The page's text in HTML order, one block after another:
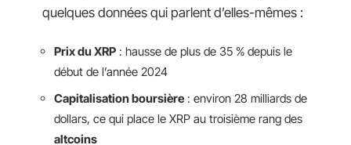
quelques données qui parlent d’elles-mêmes :
Prix du XRP : hausse de plus de 35 % depuis le
début de l’année 2024
Capitalisation boursière : environ 28 milliards de
dollars, ce qui place le XRP au troisième rang des
altcoins